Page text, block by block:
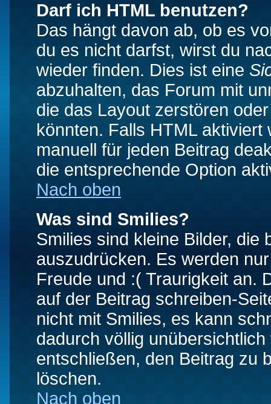
Darf ich HTML benutzen?
Das hängt davon ab, ob es
du es nicht darfst, wirst du
wieder finden. Dies ist eine
abzuhalten, das Forum mit
die das Layout zerstören
könnten. Falls HTML
manuell für jeden Beitrag
die entsprechende Option
Nach oben
Was sind Smilies?
Smilies sind kleine Bilder, die
auszudrücken. Es werden
Freude und :( Traurigkeit an.
auf der Beitrag schreiben-
nicht mit Smilies, es kann
dadurch völlig
entschließen, den Beitrag zu
löschen.
Nach oben